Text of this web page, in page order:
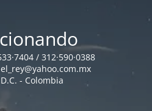
/ 312·590·0388
- Colombia